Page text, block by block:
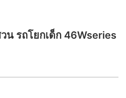
น รถโยกเด็ก 46Wseries